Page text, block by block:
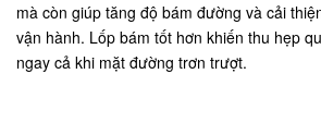
mà còn giúp tăng độ bám đường và cải
vận hành. Lốp bám tốt hơn khiến thu hẹp
ngay cả khi mặt đường trơn trượt.